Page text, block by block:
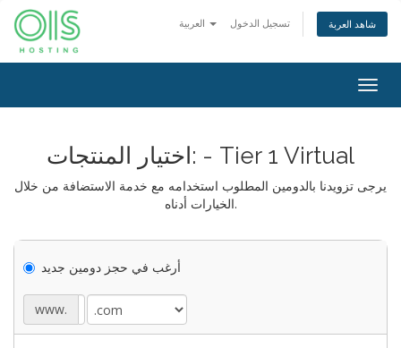
تسجيل الدخول شاهد العربة
اختيار المنتجات: - Tier 1 Virtual
يرجى تزويدنا بالدومين المطلوب استخدامه مع خدمة الاستضافة من خلال
الخيارات أدناه.
أرغب في حجز دومين جديد
www.